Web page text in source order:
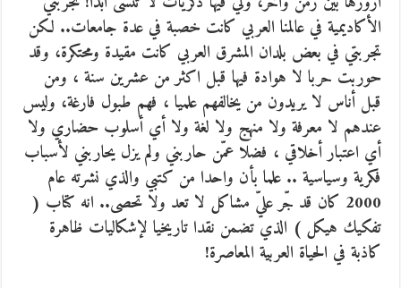
الأكاديمية في عالمنا العربي كانت خصبة في عدة جامعات.. لكن
تجربتي في بعض بلدان المشرق العربي كانت مقيدة ومحتكرة، وقد
حوربت حربا لا هوادة فيها قبل اكثر من عشرين سنة ، ومن
قبل أناس لا يريدون من يخالفهم علميا ، فهم طبول فارغة، وليس
عندهم لا معرفة ولا منهج ولا لغة ولا أي أسلوب حضاري ولا
أي اعتبار أخلاقي ، فضلا عمّن حاربني ولم يزل يحاربني لأسباب
فكرية وسياسية .. علما بأن واحدا من كتبي والذي نشرته عام
2000 كان قد جّر عليّ مشاكل لا تعد ولا تحصى.. انه كتاب (
تفكيك هيكل ) الذي تضمن نقدا تاريخيا لإشكاليات ظاهرة
كاذبة في الحياة العربية المعاصرة!